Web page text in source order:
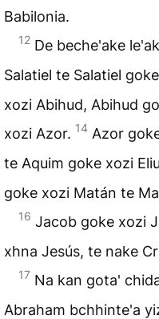
Babilonia.
12 De beche'ake
Salatiel te Salatiel
xozi Abihud, Abihud
xozi Azor. 14 Azor
te Aquim goke xozi
goke xozi Matán te
16 Jacob goke xozi
xhna Jesús, te nake
17 Na kan gota'
Abraham bchhinte'a